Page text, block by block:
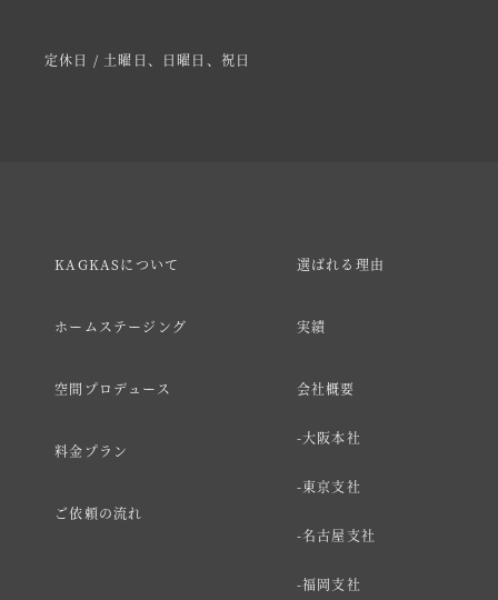
定休日 / 土曜日、日曜日、祝日
KAGKASについて
ホームステージング
空間プロデュース
料金プラン
ご依頼の流れ
選ばれる理由
実績
会社概要
大阪本社
東京支社
名古屋支社
福岡支社